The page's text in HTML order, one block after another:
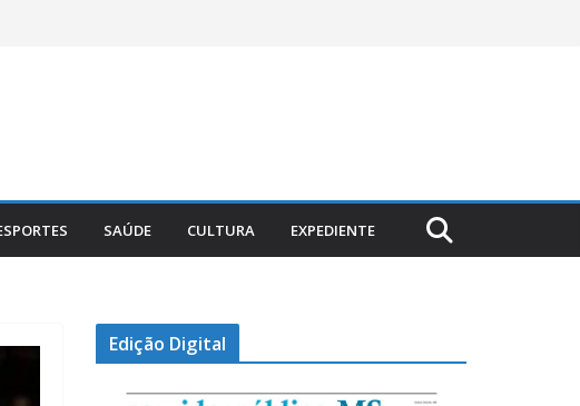
SAÚDE CULTURA EXPEDIENTE
Edição Digital